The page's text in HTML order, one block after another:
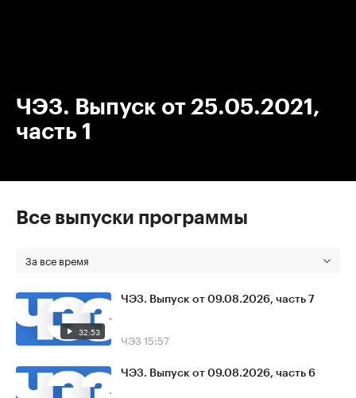
ЧЭЗ. Выпуск от 25.05.2021,
часть 1
Все выпуски программы
За все время
32:53
ЧЭЗ. Выпуск от 09.08.2026, часть 7
ЧЭЗ 15:57
ЧЭЗ. Выпуск от 09.08.2026, часть 6